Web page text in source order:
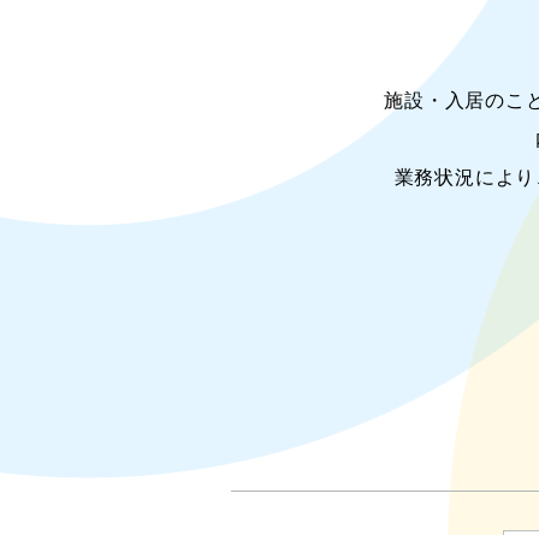
施設・入居のこ
業務状況によ